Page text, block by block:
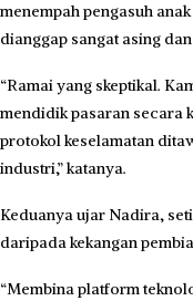
menempah pengasuh
dianggap sangat asing
“Ramai yang skeptikal.
mendidik pasaran secara
protokol keselamatan
industri,” katanya.
Keduanya ujar Nadira,
daripada kekangan
“Membina platform